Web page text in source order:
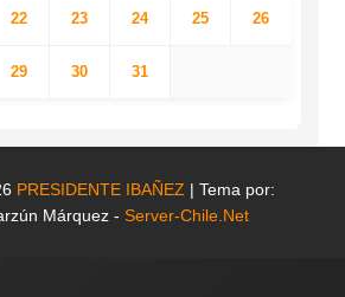
22 23 24 25 26
29 30 31
PRESIDENTE IBAÑEZ | Tema por:
Márquez - Server-Chile.Net